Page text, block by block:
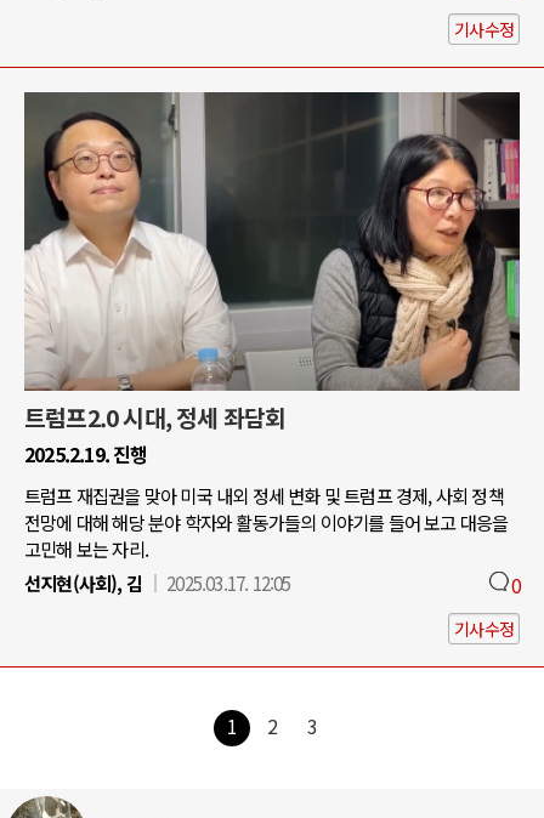
기사수정
트럼프2.0 시대, 정세 좌담회
2025.2.19. 진행
트럼프 재집권을 맞아 미국 내외 정세 변화 및 트럼프 경제, 사회 정책
전망에 대해 해당 분야 학자와 활동가들의 이야기를 들어 보고 대응을
고민해 보는 자리.
선지현(사회), 김
2025.03.17. 12:05 0
기사수정
1 2 3